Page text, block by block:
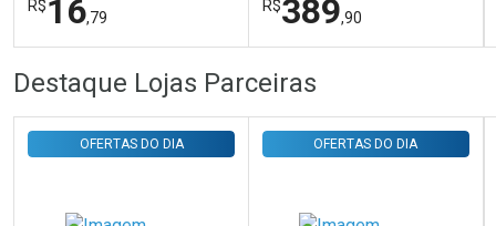
R$16,79
FECHAR
Laboratório
FECHAR
Por Menos
R$389,90
Por Menos
Destaque Lojas Parceiras
OFERTAS DO DIA OFERTAS DO DIA